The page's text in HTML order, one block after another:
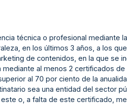
técnica o profesional mediante
en los últimos 3 años, a los
de contenidos, en la que se
al menos 2 certificados de
al 70 por ciento de la
sea una entidad del sector
o, a falta de este certificado,